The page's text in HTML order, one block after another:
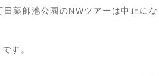
薬師池公園のNWツアーは中止にな
す。